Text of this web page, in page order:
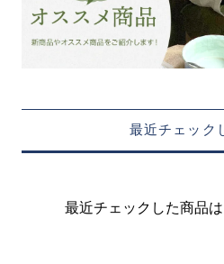
最近チェック
最近チェックした商品は